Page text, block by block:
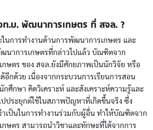
ท.บ. พัฒนาการเกษตร ที่ สจล. ?
นการทำงานด้านการพัฒนาการเกษตร และ
นาการเกษตรที่กล่าวไปแล้ว บัณฑิตจาก
ษตร ของ สจล.ยังมีศักยภาพเป็นนักวิจัย หรือ
กด้วย เนื่องจากกระบวนการเรียนการสอน
กศึกษา คิดวิเคราะห์ และสังเคราะห์ความรู้และ
ประยุกต์ใช้ในสภาพปัญหาที่เกิดขึ้นจริง ซึ่ง
เป็นในการทำงานร่วมกับผู้อื่น ทำให้บัณฑิตจาก
ษตร สามารถนำวิชาและทักษะที่ได้จากการ